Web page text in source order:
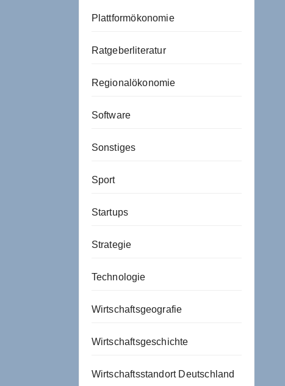
Plattformökonomie
Ratgeberliteratur
Regionalökonomie
Software
Sonstiges
Sport
Startups
Strategie
Technologie
Wirtschaftsgeografie
Wirtschaftsgeschichte
Wirtschaftsstandort Deutschland